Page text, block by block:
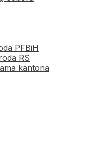
PFBiH
RS
kantona